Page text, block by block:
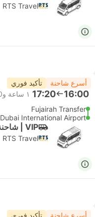
RTS Travel
أسرع شاحنة تأكيد فوري
16:00
17:20 ١ ساعة و‫20 دقائق
Fujairah Transfer
Dubai International Airport
VIP | شاحنة
RTS Travel
أسرع شاحنة تأكيد فوري